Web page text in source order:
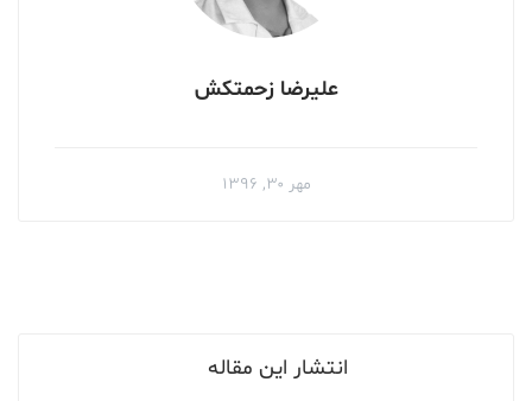
انتشار این مقاله
علیرضا زحمتکش
مهر ۳۰, ۱۳۹۶